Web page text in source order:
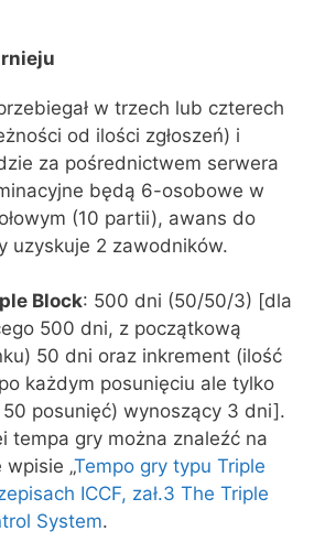
w trzech lub czterech
od ilości zgłoszeń) i
za pośrednictwem serwera
będą 6-osobowe w
(10 partii), awans do
uzyskuje 2 zawodników.
Block: 500 dni (50/50/3) [dla
500 dni, z początkową
50 dni oraz inkrement (ilość
każdym posunięciu ale tylko
posunięć) wynoszący 3 dni].
tempa gry można znaleźć na
„Tempo gry typu Triple
ICCF, zał.3 The Triple
System.